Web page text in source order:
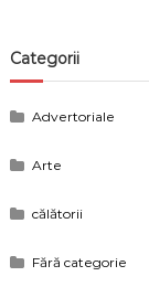
Categorii
Advertoriale
Arte
călătorii
Fără categorie